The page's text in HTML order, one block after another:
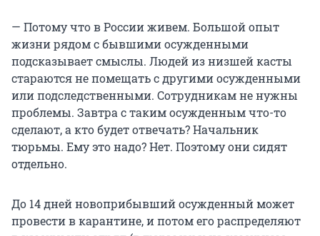
— Потому что в России живем. Большой опыт
жизни рядом с бывшими осужденными
подсказывает смыслы. Людей из низшей касты
стараются не помещать с другими осужденными
или подследственными. Сотрудникам не нужны
проблемы. Завтра с таким осужденным что-то
сделают, а кто будет отвечать? Начальник
тюрьмы. Ему это надо? Нет. Поэтому они сидят
отдельно.
До 14 дней новоприбывший осужденный может
провести в карантине, и потом его распределяют